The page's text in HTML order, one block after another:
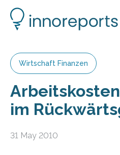
Wirtschaft Finanzen
im
31 May 2010